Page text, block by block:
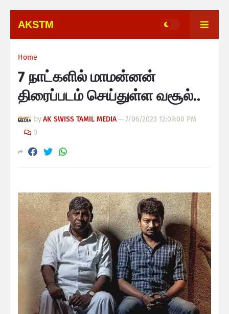
AKSTM
Home
7 நாட்களில் மாமன்னன்
திரைப்படம் செய்துள்ள வசூல்..
byAK SWISS TAMIL MEDIA—7/06/2023 12:09:00 PM
0